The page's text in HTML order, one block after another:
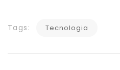
Tags: Tecnologia